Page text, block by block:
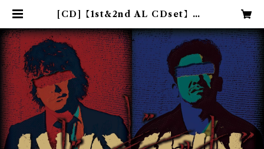
[CD]【1st&2nd AL CDset】KL
「アヴァンギャルド」+ 1st FULL
ALBUM 「警笛ナラセ」 | FRON
T OF UNION web shop